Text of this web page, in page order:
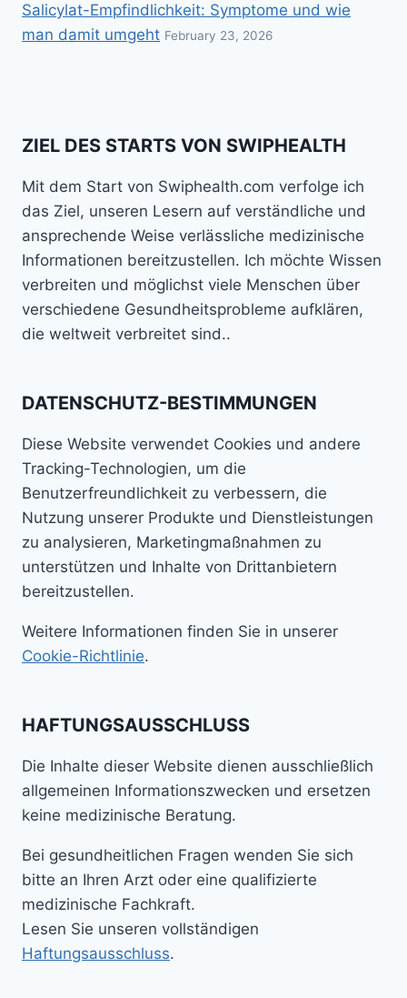
Salicylat-Empfindlichkeit: Symptome und wie
man damit umgeht February 23, 2026
ZIEL DES STARTS VON SWIPHEALTH
Mit dem Start von Swiphealth.com verfolge ich
das Ziel, unseren Lesern auf verständliche und
ansprechende Weise verlässliche medizinische
Informationen bereitzustellen. Ich möchte Wissen
verbreiten und möglichst viele Menschen über
verschiedene Gesundheitsprobleme aufklären,
die weltweit verbreitet sind..
DATENSCHUTZ-BESTIMMUNGEN
Diese Website verwendet Cookies und andere
Tracking-Technologien, um die
Benutzerfreundlichkeit zu verbessern, die
Nutzung unserer Produkte und Dienstleistungen
zu analysieren, Marketingmaßnahmen zu
unterstützen und Inhalte von Drittanbietern
bereitzustellen.
Weitere Informationen finden Sie in unserer
Cookie-Richtlinie.
HAFTUNGSAUSSCHLUSS
Die Inhalte dieser Website dienen ausschließlich
allgemeinen Informationszwecken und ersetzen
keine medizinische Beratung.
Bei gesundheitlichen Fragen wenden Sie sich
bitte an Ihren Arzt oder eine qualifizierte
medizinische Fachkraft.
Lesen Sie unseren vollständigen
Haftungsausschluss.